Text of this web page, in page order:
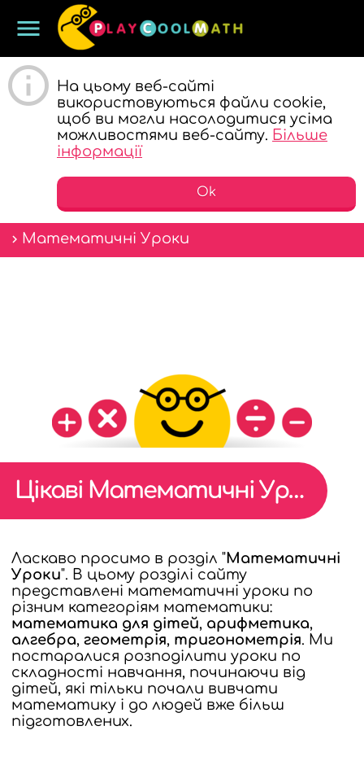
menu
ГРАЙ ТА
ВЧИ
МАТЕМАТИКУ
На цьому веб-сайті
використовуються файли cookie,
щоб ви могли насолодитися усіма
можливостями веб-сайту. Більше
інформації
Ok
Математичні Уроки
Цікаві Математичні Уроки
Ласкаво просимо в розділ "Математичні
Уроки". В цьому розділі сайту
представлені математичні уроки по
різним категоріям математики:
математика для дітей, арифметика,
алгебра, геометрія, тригонометрія. Ми
постаралися розподілити уроки по
складності навчання, починаючи від
дітей, які тільки почали вивчати
математику і до людей вже більш
підготовлених.